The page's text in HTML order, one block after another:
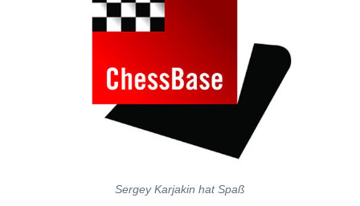
Sergey Karjakin hat Spaß